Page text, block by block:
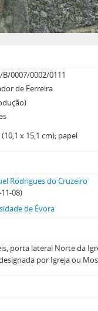
B/0007/0002/0111
de Ferreira
x 15,1 cm); papel
Rodrigues do Cruzeiro
08)
de Évora
porta lateral Norte da
por Igreja ou